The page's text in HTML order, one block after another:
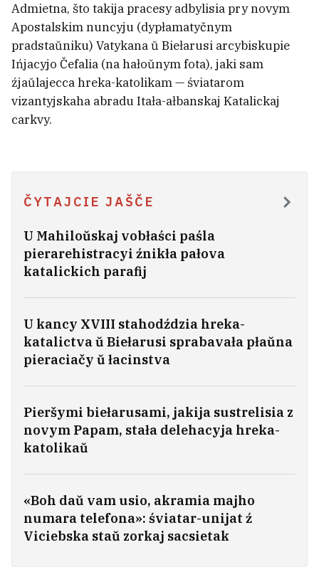
Admietna, što takija pracesy adbylisia pry novym
Apostalskim nuncyju (dypłamatyčnym
pradstaŭniku) Vatykana ŭ Biełarusi arcybiskupie
Ińjacyjo Čefalia (na hałoŭnym fota), jaki sam
źjaŭlajecca hreka-katolikam — śviatarom
vizantyjskaha abradu Itała-ałbanskaj Katalickaj
carkvy.
ČYTAJCIE JAŠČE
U Mahiloŭskaj vobłaści paśla
pierarehistracyi źnikła pałova
katalickich parafij
U kancy XVIII stahodździa hreka-
katalictva ŭ Biełarusi sprabavała płaŭna
pieraciačy ŭ łacinstva
Pieršymi biełarusami, jakija sustrelisia z
novym Papam, stała delehacyja hreka-
katolikaŭ
«Boh daŭ vam usio, akramia majho
numara telefona»: śviatar-unijat ź
Viciebska staŭ zorkaj sacsietak
Vospa mahła stać śmiarotnaj nie
adrazu
Ludzi abryvajuć telefony, na kvateru
pretenduje 2‑3 čałavieki. Anons ipateki
pad 1% vyklikaŭ ažyjataž
Byłaja palitźniavolenaja Nasta Łojka
Biełaruskija studenty zavajavali šeść
załatych miedaloŭ na Mižnarodnaj